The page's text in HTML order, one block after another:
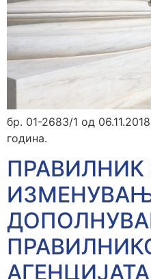
бр. 01-2683/1 од
година.
ПРАВИЛНИК